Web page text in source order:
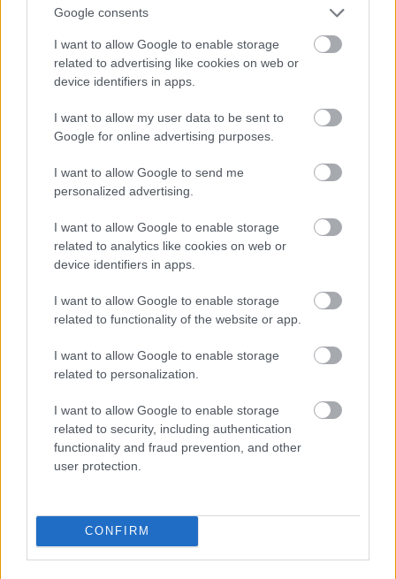
Google consents
I want to allow Google to enable storage
related to advertising like cookies on web or
device identifiers in apps.
I want to allow my user data to be sent to
Google for online advertising purposes.
I want to allow Google to send me
personalized advertising.
I want to allow Google to enable storage
related to analytics like cookies on web or
device identifiers in apps.
I want to allow Google to enable storage
related to functionality of the website or app.
I want to allow Google to enable storage
related to personalization.
I want to allow Google to enable storage
related to security, including authentication
functionality and fraud prevention, and other
user protection.
CONFIRM
L.L. Junior, KKevin, Rytmus feat. Érdi Baba:
Cigány-ügy
mestermű.
Mirador:Fecske
Nagyon ígéretes kis pécsi gárda. Szeretettel nyúlnak